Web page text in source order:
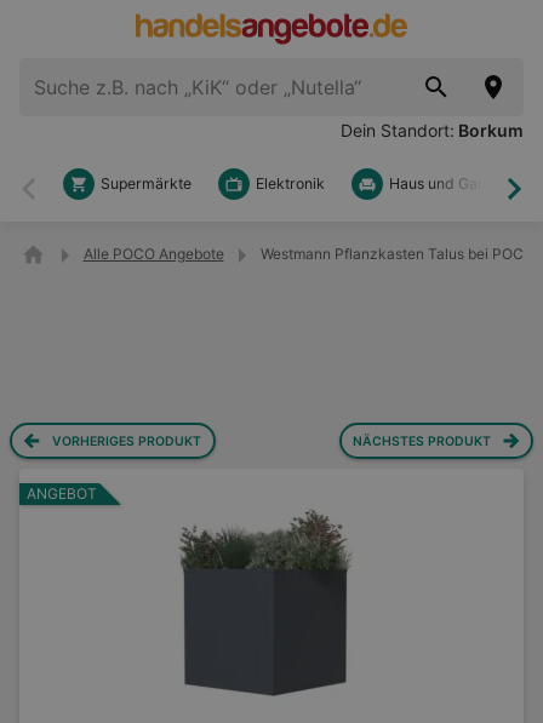
Dein Standort: Borkum
Zurück
Supermärkte Elektronik Haus und Garten
Alle POCO Angebote Westmann Pflanzkasten Talus bei POCO
VORHERIGES PRODUKT NÄCHSTES PRODUKT
ANGEBOT